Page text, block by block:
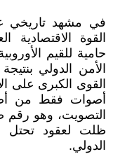
في مشهد تاريخي
القوة
حامية للقيم
الأمن الدولي
التصويت، وهو رقم
ظلت لعقود تحتل
الدولي.